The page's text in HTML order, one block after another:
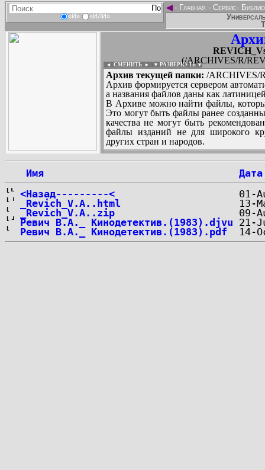
«И» «ИЛИ»
◄- Главная - Сервис-
(/ARCHIVES/R/
◄ СМЕНИТЬ ► ▼ РАЗВЕРНУТЬ ▼
Архив текущей папки: /ARCHIVES/
Архив формируется сервером
а названия файлов даны как
В Архиве можно найти файлы,
Это могут быть файлы ранее
качества не могут быть
файлы изданий не для широкого
других стран и народов.
Имя
<Назад---------<
_Revich_V.A..html
_Revich_V.A..zip
Ревич В.А._ Кинодетектив.(1983).djvu
Ревич В.А._ Кинодетектив.(1983).pdf